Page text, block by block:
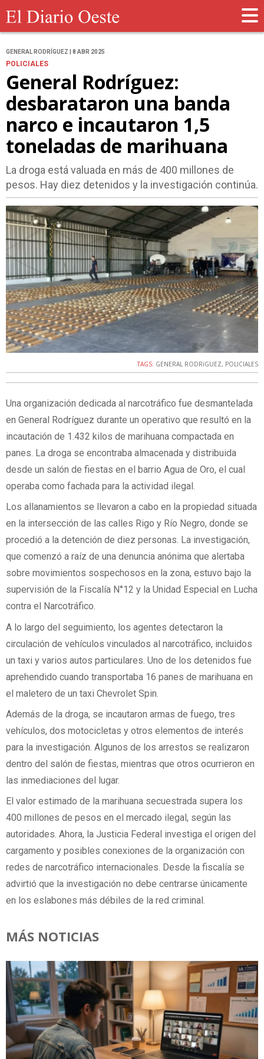
GENERAL RODRÍGUEZ | 8 ABR 2025
POLICIALES
General Rodríguez:
desbarataron una banda
narco e incautaron 1,5
toneladas de marihuana
La droga está valuada en más de 400 millones de
pesos. Hay diez detenidos y la investigación continúa.
TAGS: GENERAL RODRíGUEZ, POLICIALES
Una organización dedicada al narcotráfico fue desmantelada
en General Rodríguez durante un operativo que resultó en la
incautación de 1.432 kilos de marihuana compactada en
panes. La droga se encontraba almacenada y distribuida
desde un salón de fiestas en el barrio Agua de Oro, el cual
operaba como fachada para la actividad ilegal.
Los allanamientos se llevaron a cabo en la propiedad situada
en la intersección de las calles Rigo y Río Negro, donde se
procedió a la detención de diez personas. La investigación,
que comenzó a raíz de una denuncia anónima que alertaba
sobre movimientos sospechosos en la zona, estuvo bajo la
supervisión de la Fiscalía N°12 y la Unidad Especial en Lucha
contra el Narcotráfico.
A lo largo del seguimiento, los agentes detectaron la
circulación de vehículos vinculados al narcotráfico, incluidos
un taxi y varios autos particulares. Uno de los detenidos fue
aprehendido cuando transportaba 16 panes de marihuana en
el maletero de un taxi Chevrolet Spin.
Además de la droga, se incautaron armas de fuego, tres
vehículos, dos motocicletas y otros elementos de interés
para la investigación. Algunos de los arrestos se realizaron
dentro del salón de fiestas, mientras que otros ocurrieron en
las inmediaciones del lugar.
El valor estimado de la marihuana secuestrada supera los
400 millones de pesos en el mercado ilegal, según las
autoridades. Ahora, la Justicia Federal investiga el origen del
cargamento y posibles conexiones de la organización con
redes de narcotráfico internacionales. Desde la fiscalía se
advirtió que la investigación no debe centrarse únicamente
en los eslabones más débiles de la red criminal.
MÁS NOTICIAS